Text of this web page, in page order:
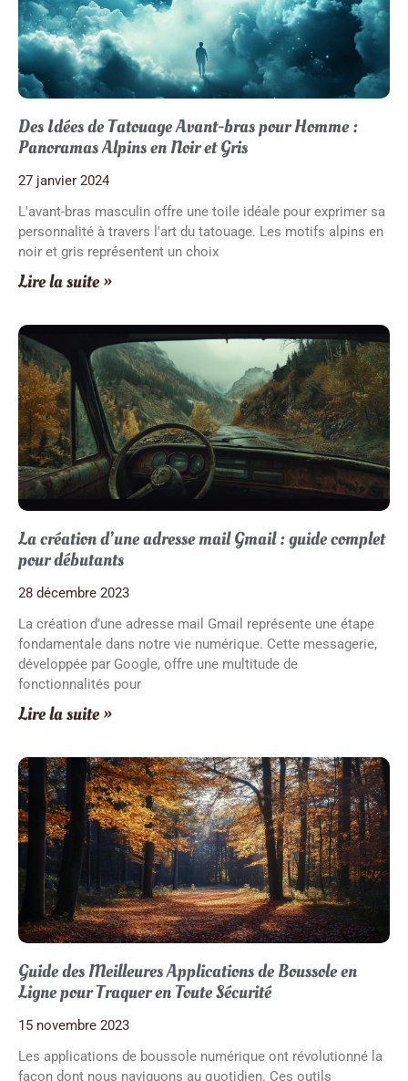
Des Idées de Tatouage Avant-bras pour Homme :
Panoramas Alpins en Noir et Gris
27 janvier 2024
L'avant-bras masculin offre une toile idéale pour exprimer sa
personnalité à travers l'art du tatouage. Les motifs alpins en
noir et gris représentent un choix
Lire la suite »
La création d’une adresse mail Gmail : guide complet
pour débutants
28 décembre 2023
La création d’une adresse mail Gmail représente une étape
fondamentale dans notre vie numérique. Cette messagerie,
développée par Google, offre une multitude de
fonctionnalités pour
Lire la suite »
Guide des Meilleures Applications de Boussole en
Ligne pour Traquer en Toute Sécurité
15 novembre 2023
Les applications de boussole numérique ont révolutionné la
façon dont nous naviguons au quotidien. Ces outils